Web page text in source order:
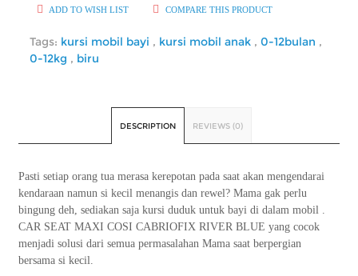
ADD TO WISH LIST COMPARE THIS PRODUCT
Tags: kursi mobil bayi , kursi mobil anak , 0-12bulan ,
0-12kg , biru
DESCRIPTION REVIEWS (0)
Pasti setiap orang tua merasa kerepotan pada saat akan mengendarai
kendaraan namun si kecil menangis dan rewel? Mama gak perlu
bingung deh, sediakan saja kursi duduk untuk bayi di dalam mobil .
CAR SEAT MAXI COSI CABRIOFIX RIVER BLUE yang cocok
menjadi solusi dari semua permasalahan Mama saat berpergian
bersama si kecil.